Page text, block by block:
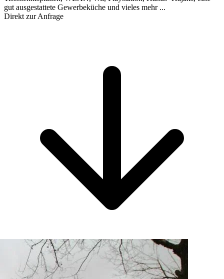
gut ausgestattete Gewerbeküche und vieles mehr ...
Direkt zur Anfrage